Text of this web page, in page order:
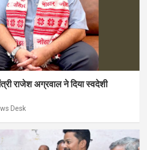
राजेश अग्रवाल ने दिया स्वदेशी
Desk